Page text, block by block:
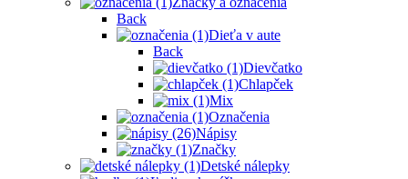
Back
Dieťa v aute
Back
Dievčatko
Chlapček
Mix
Označenia
Nápisy
Značky
Detské nálepky